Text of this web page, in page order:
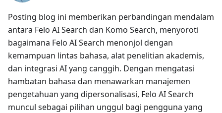
Posting blog ini memberikan perbandingan mendalam
antara Felo AI Search dan Komo Search, menyoroti
bagaimana Felo AI Search menonjol dengan
kemampuan lintas bahasa, alat penelitian akademis,
dan integrasi AI yang canggih. Dengan mengatasi
hambatan bahasa dan menawarkan manajemen
pengetahuan yang dipersonalisasi, Felo AI Search
muncul sebagai pilihan unggul bagi pengguna yang